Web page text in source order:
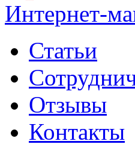
Интернет-
Статьи
Отзывы
Контакты